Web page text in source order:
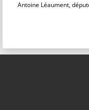
Antoine Léaument,